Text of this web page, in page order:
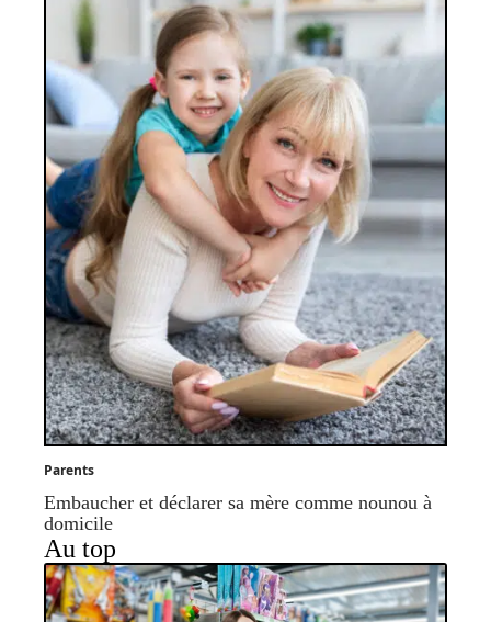
Parents
Embaucher et déclarer sa mère comme nounou à
domicile
Au top